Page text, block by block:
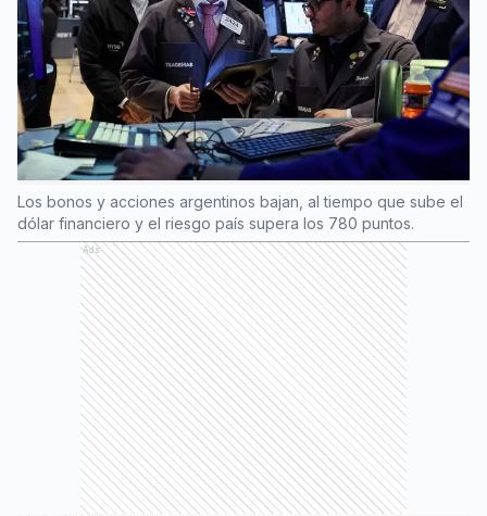
Los bonos y acciones argentinos bajan, al tiempo que sube el
dólar financiero y el riesgo país supera los 780 puntos.
Ads